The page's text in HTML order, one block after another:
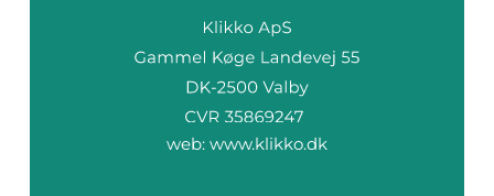
web: www.klikko.dk